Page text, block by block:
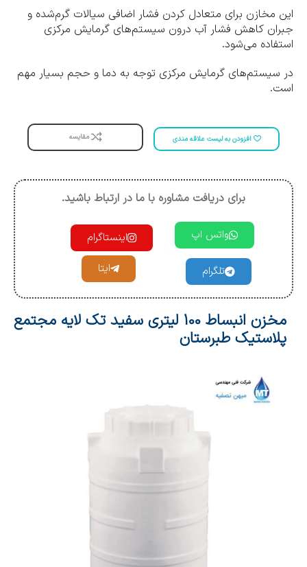
این مخازن برای متعادل کردن فشار اضافی سیالات گرم‌شده و
جبران کاهش فشار آب درون سیستم‌های گرمایش مرکزی
استفاده می‌شود.
در سیستم‌های گرمایش مرکزی توجه به دما و حجم بسیار مهم
است.
افزودن به لیست علاقه مندی مقایسه
برای دریافت مشاوره با ما در ارتباط باشید.
واتس اپ اینستاگرام
تلگرام ایتا
مخزن انبساط 100 لیتری سفید تک لایه مجتمع
پلاستیک طبرستان